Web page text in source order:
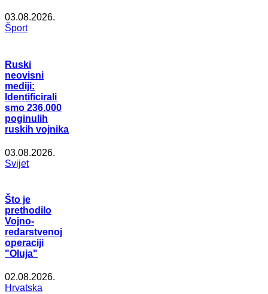
03.08.2026.
Šport
Ruski
neovisni
mediji:
Identificirali
smo 236.000
poginulih
ruskih vojnika
03.08.2026.
Svijet
Što je
prethodilo
Vojno-
redarstvenoj
operaciji
"Oluja"
02.08.2026.
Hrvatska